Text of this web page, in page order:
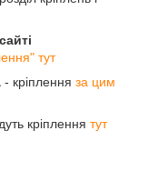
тут
- кріплення за цим
кріплення тут